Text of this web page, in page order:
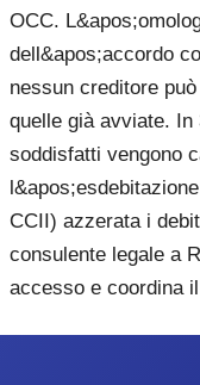
OCC.
dell&apos;accordo
nessun creditore
quelle già avviate.
soddisfatti vengono
CCII) azzerata i
consulente legale a
accesso e coordina